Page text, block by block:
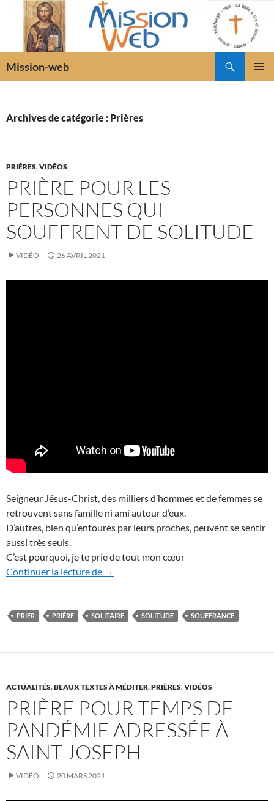
Mission-web
Archives de catégorie : Prières
PRIÈRES,VIDÉOS
PRIÈRE POUR LES
PERSONNES QUI
SOUFFRENT DE SOLITUDE
VIDÉO 26 AVRIL 2021
Seigneur Jésus-Christ, des milliers d’hommes et de femmes se
retrouvent sans famille ni ami autour d’eux.
D’autres, bien qu’entourés par leurs proches, peuvent se sentir
aussi très seuls.
C’est pourquoi, je te prie de tout mon cœur
Continuer la lecture de Prière pour les personnes qui souffrent
→
PRIER PRIÈRE SOLITAIRE SOLITUDE SOUFFRANCE
ACTUALITÉS,BEAUX TEXTES À MÉDITER,PRIÈRES,VIDÉOS
PRIÈRE POUR TEMPS DE
PANDÉMIE ADRESSÉE À
SAINT JOSEPH
VIDÉO 20 MARS 2021